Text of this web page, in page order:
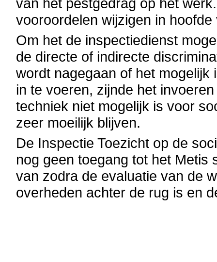
vooroordelen wijzigen in
Om het de inspectiedienst
de directe of indirecte
wordt nagegaan of het
in te voeren, zijnde het
techniek niet mogelijk is voor
zeer moeilijk blijven.
De Inspectie Toezicht op de
nog geen toegang tot het
van zodra de evaluatie van de
overheden achter de rug is en